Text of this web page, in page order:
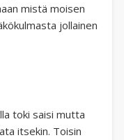
mistä moisen
jollainen
toki saisi mutta
itsekin. Toisin